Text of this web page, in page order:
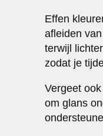
Effen
afleiden
terwijl
zodat je
Vergeet
om glans